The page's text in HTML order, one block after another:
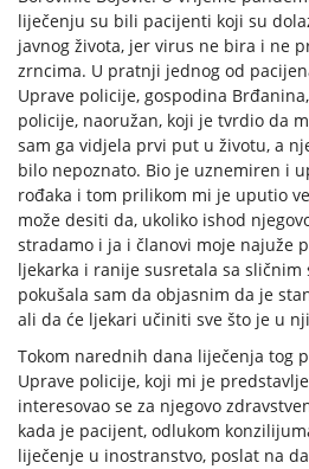
liječenju su bili pacijenti koji su
javnog života, jer virus ne bira i ne
zrncima. U pratnji jednog od
Uprave policije, gospodina
policije, naoružan, koji je tvrdio da
sam ga vidjela prvi put u životu, a
bilo nepoznato. Bio je uznemiren i
rođaka i tom prilikom mi je uputio
može desiti da, ukoliko ishod
stradamo i ja i članovi moje najuže
ljekarka i ranije susretala sa
pokušala sam da objasnim da je
ali da će ljekari učiniti sve što je u
Tokom narednih dana liječenja tog
Uprave policije, koji mi je
interesovao se za njegovo
kada je pacijent, odlukom
liječenje u inostranstvo, poslat na